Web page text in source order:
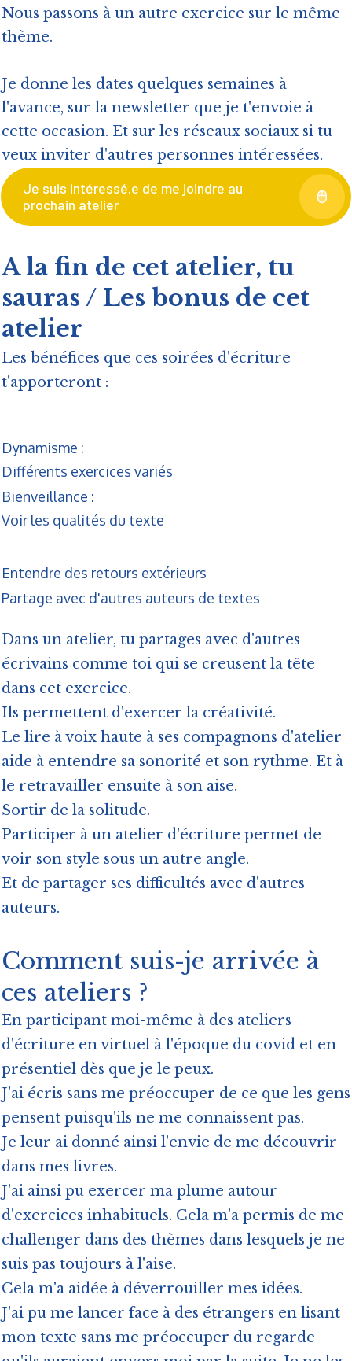
Nous passons à un autre exercice sur le même
thème.
Je donne les dates quelques semaines à
l'avance, sur la newsletter que je t'envoie à
cette occasion. Et sur les réseaux sociaux si tu
veux inviter d'autres personnes intéressées.
Je suis intéressé.e de me joindre au
prochain atelier
A la fin de cet atelier, tu
sauras / Les bonus de cet
atelier
Les bénéfices que ces soirées d'écriture
t'apporteront :
Dynamisme :
Différents exercices variés
Bienveillance :
Voir les qualités du texte
Entendre des retours extérieurs
Partage avec d'autres auteurs de textes
Dans un atelier, tu partages avec d'autres
écrivains comme toi qui se creusent la tête
dans cet exercice.
Ils permettent d'exercer la créativité.
Le lire à voix haute à ses compagnons d'atelier
aide à entendre sa sonorité et son rythme. Et à
le retravailler ensuite à son aise.
Sortir de la solitude.
Participer à un atelier d'écriture permet de
voir son style sous un autre angle.
Et de partager ses difficultés avec d'autres
auteurs.
Comment suis-je arrivée à
ces ateliers ?
En participant moi-même à des ateliers
d'écriture en virtuel à l'époque du covid et en
présentiel dès que je le peux.
J'ai écris sans me préoccuper de ce que les gens
pensent puisqu'ils ne me connaissent pas.
Je leur ai donné ainsi l'envie de me découvrir
dans mes livres.
J'ai ainsi pu exercer ma plume autour
d'exercices inhabituels. Cela m'a permis de me
challenger dans des thèmes dans lesquels je ne
suis pas toujours à l'aise.
Cela m'a aidée à déverrouiller mes idées.
J'ai pu me lancer face à des étrangers en lisant
mon texte sans me préoccuper du regarde